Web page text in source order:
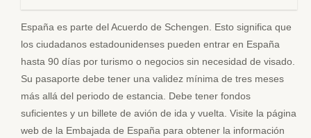
España es parte del Acuerdo de Schengen. Esto significa que
los ciudadanos estadounidenses pueden entrar en España
hasta 90 días por turismo o negocios sin necesidad de visado.
Su pasaporte debe tener una validez mínima de tres meses
más allá del periodo de estancia. Debe tener fondos
suficientes y un billete de avión de ida y vuelta. Visite la página
web de la Embajada de España para obtener la información